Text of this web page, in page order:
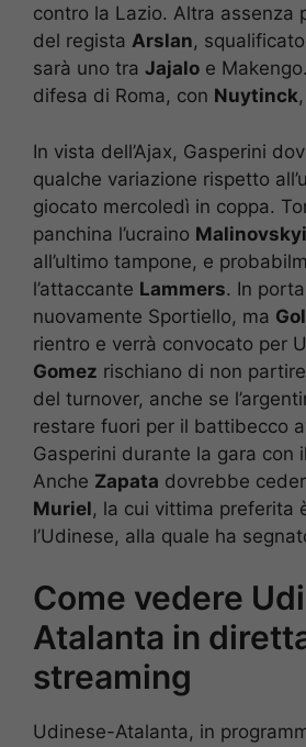
contro la Lazio. Altra assenza
del regista Arslan,
sarà uno tra Jajalo e
difesa di Roma, con Nuytinck,
In vista dell’Ajax, Gasperini
qualche variazione rispetto
giocato mercoledì in coppa.
panchina l’ucraino Malinovskyi
all’ultimo tampone, e
l’attaccante Lammers. In
nuovamente Sportiello, ma
rientro e verrà convocato per
Gomez rischiano di non
del turnover, anche se
restare fuori per il battibecco
Gasperini durante la gara con
Anche Zapata dovrebbe
Muriel, la cui vittima preferita
l’Udinese, alla quale ha
Come vedere
Atalanta in
streaming
Udinese-Atalanta, in